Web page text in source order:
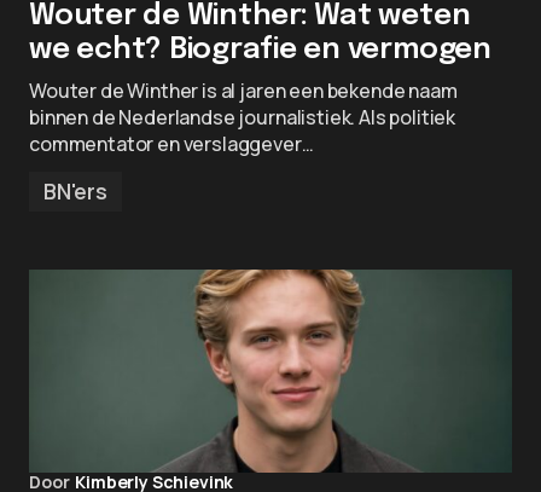
Wouter de Winther: Wat weten
we echt? Biografie en vermogen
Wouter de Winther is al jaren een bekende naam
binnen de Nederlandse journalistiek. Als politiek
commentator en verslaggever…
BN'ers
Door Kimberly Schievink